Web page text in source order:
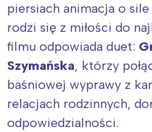
piersiach animacja o
rodzi się z miłości do
filmu odpowiada duet:
Szymańska, którzy
baśniowej wyprawy z
relacjach rodzinnych,
odpowiedzialności.